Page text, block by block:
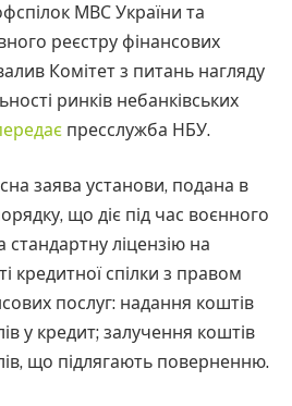
МВС України та
реєстру фінансових
Комітет з питань нагляду
ринків небанківських
пресслужба НБУ.
заява установи, подана в
що діє під час воєнного
стандартну ліцензію на
кредитної спілки з правом
послуг: надання коштів
у кредит; залучення коштів
що підлягають поверненню.